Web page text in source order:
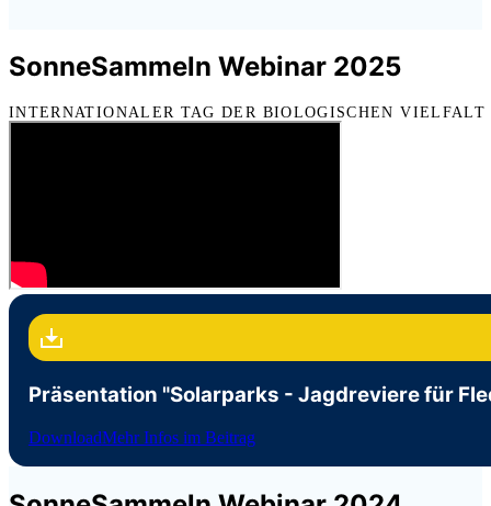
SonneSammeln Webinar 2025
INTERNATIONALER TAG DER BIOLOGISCHEN VIELFALT
Präsentation "Solarparks - Jagdreviere für
DownloadMehr Infos im Beitrag